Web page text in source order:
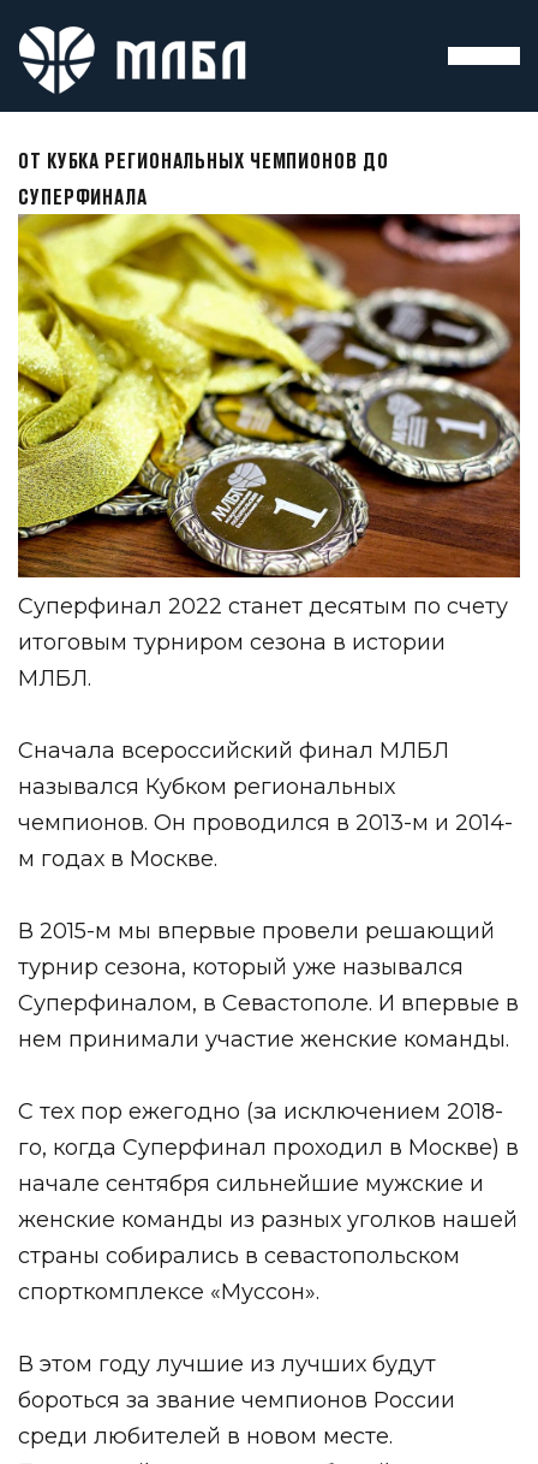
ОТ КУБКА РЕГИОНАЛЬНЫХ ЧЕМПИОНОВ ДО
СУПЕРФИНАЛА
Суперфинал 2022 станет десятым по счету
итоговым турниром сезона в истории
МЛБЛ.
Сначала всероссийский финал МЛБЛ
назывался Кубком региональных
чемпионов. Он проводился в 2013-м и 2014-
м годах в Москве.
В 2015-м мы впервые провели решающий
турнир сезона, который уже назывался
Суперфиналом, в Севастополе. И впервые в
нем принимали участие женские команды.
С тех пор ежегодно (за исключением 2018-
го, когда Суперфинал проходил в Москве) в
начале сентября сильнейшие мужские и
женские команды из разных уголков нашей
страны собирались в севастопольском
спорткомплексе «Муссон».
В этом году лучшие из лучших будут
бороться за звание чемпионов России
среди любителей в новом месте.